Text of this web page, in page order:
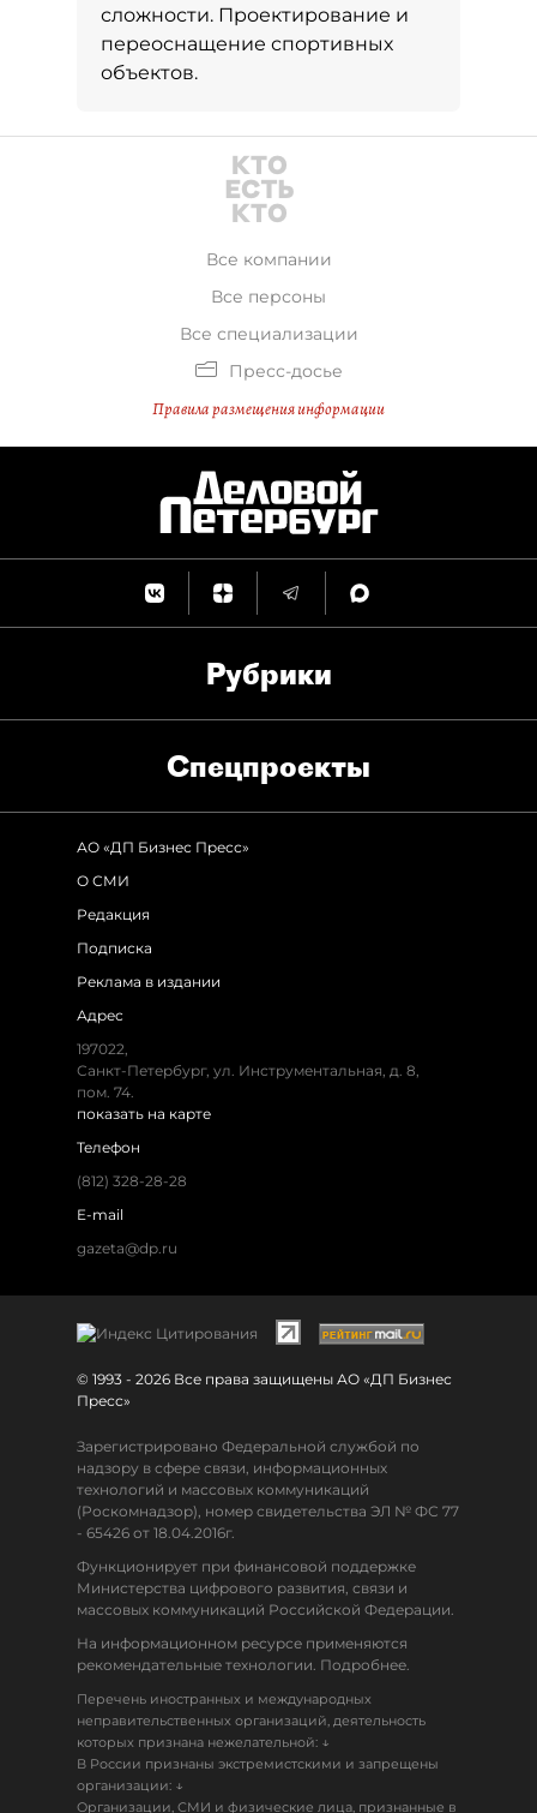
сложности. Проектирование и
переоснащение спортивных
объектов.
Все компании
Все персоны
Все специализации
Пресс-досье
Правила размещения информации
Рубрики
Спец­проекты
АО «ДП Бизнес Пресс»
О СМИ
Редакция
Подписка
Реклама в издании
Адрес
197022,
Санкт-Петербург, ул. Инструментальная, д. 8,
пом. 74.
показать на карте
Телефон
(812) 328-28-28
E-mail
gazeta@dp.ru
© 1993 - 2026 Все права защищены АО «ДП Бизнес
Пресс»
Зарегистрировано Федеральной службой по
надзору в сфере связи, информационных
технологий и массовых коммуникаций
(Роскомнадзор), номер свидетельства ЭЛ № ФС 77
- 65426 от 18.04.2016г.
Функционирует при финансовой поддержке
Министерства цифрового развития, связи и
массовых коммуникаций Российской Федерации.
На информационном ресурсе применяются
рекомендательные технологии. Подробнее.
Перечень иностранных и международных
неправительственных организаций, деятельность
которых признана нежелательной: ↓
В России признаны экстремистскими и запрещены
организации: ↓
Организации, СМИ и физические лица, признанные в